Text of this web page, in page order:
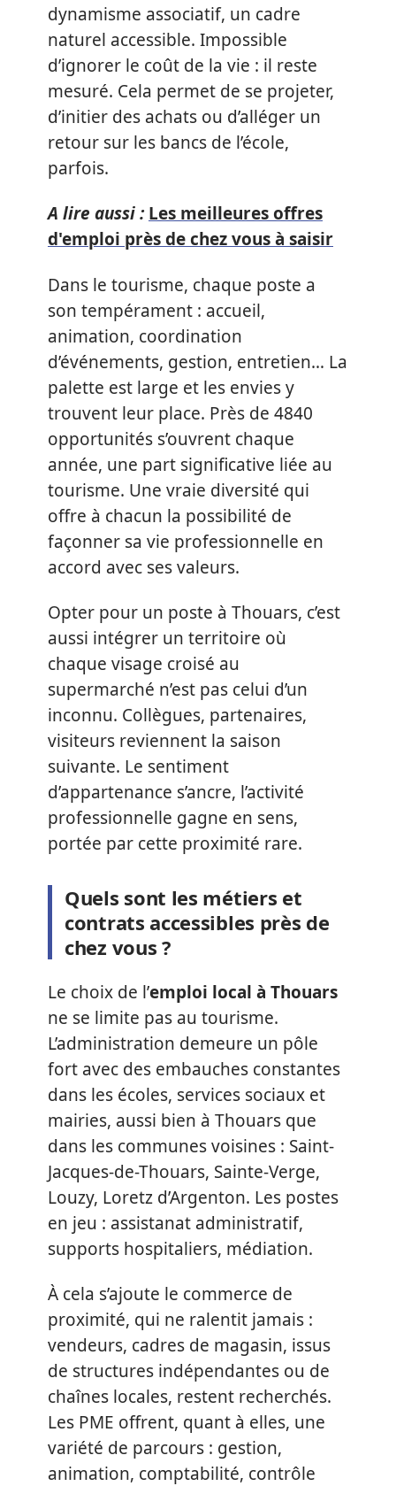
dynamisme associatif, un cadre
naturel accessible. Impossible
d’ignorer le coût de la vie : il reste
mesuré. Cela permet de se projeter,
d’initier des achats ou d’alléger un
retour sur les bancs de l’école,
parfois.
A lire aussi : Les meilleures offres
d'emploi près de chez vous à saisir
Dans le tourisme, chaque poste a
son tempérament : accueil,
animation, coordination
d’événements, gestion, entretien… La
palette est large et les envies y
trouvent leur place. Près de 4840
opportunités s’ouvrent chaque
année, une part significative liée au
tourisme. Une vraie diversité qui
offre à chacun la possibilité de
façonner sa vie professionnelle en
accord avec ses valeurs.
Opter pour un poste à Thouars, c’est
aussi intégrer un territoire où
chaque visage croisé au
supermarché n’est pas celui d’un
inconnu. Collègues, partenaires,
visiteurs reviennent la saison
suivante. Le sentiment
d’appartenance s’ancre, l’activité
professionnelle gagne en sens,
portée par cette proximité rare.
Quels sont les métiers et
contrats accessibles près de
chez vous ?
Le choix de l’emploi local à Thouars
ne se limite pas au tourisme.
L’administration demeure un pôle
fort avec des embauches constantes
dans les écoles, services sociaux et
mairies, aussi bien à Thouars que
dans les communes voisines : Saint-
Jacques-de-Thouars, Sainte-Verge,
Louzy, Loretz d’Argenton. Les postes
en jeu : assistanat administratif,
supports hospitaliers, médiation.
À cela s’ajoute le commerce de
proximité, qui ne ralentit jamais :
vendeurs, cadres de magasin, issus
de structures indépendantes ou de
chaînes locales, restent recherchés.
Les PME offrent, quant à elles, une
variété de parcours : gestion,
animation, comptabilité, contrôle